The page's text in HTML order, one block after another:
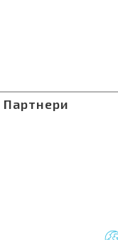
Партнери